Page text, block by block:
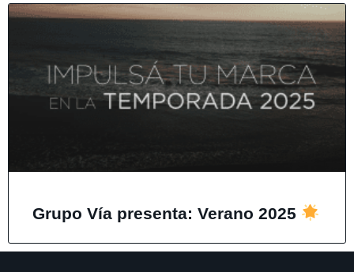
Grupo Vía presenta: Verano 2025